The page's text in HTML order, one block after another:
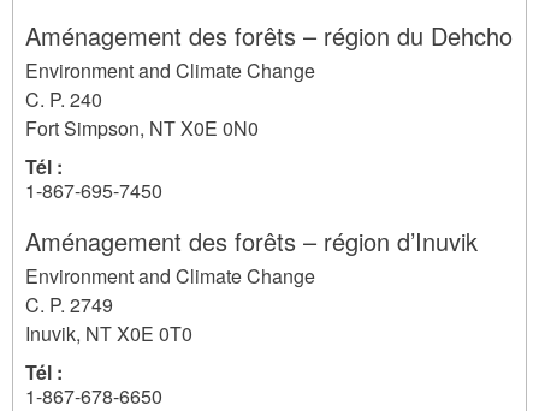
Aménagement des forêts – région du Dehcho
Environment and Climate Change
C. P. 240
Fort Simpson, NTX0E 0N0
Tél :
1-867-695-7450
Aménagement des forêts – région d’Inuvik
Environment and Climate Change
C. P. 2749
Inuvik, NTX0E 0T0
Tél :
1-867-678-6650